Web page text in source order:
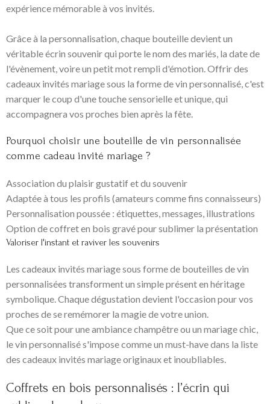
expérience mémorable à vos invités.
Grâce à la personnalisation, chaque bouteille devient un
véritable écrin souvenir qui porte le nom des mariés, la date de
l'évènement, voire un petit mot rempli d'émotion. Offrir des
cadeaux invités mariage sous la forme de vin personnalisé, c'est
marquer le coup d'une touche sensorielle et unique, qui
accompagnera vos proches bien après la fête.
Pourquoi choisir une bouteille de vin personnalisée
comme cadeau invité mariage ?
Association du plaisir gustatif et du souvenir
Adaptée à tous les profils (amateurs comme fins connaisseurs)
Personnalisation poussée : étiquettes, messages, illustrations
Option de coffret en bois gravé pour sublimer la présentation
Valoriser l'instant et raviver les souvenirs
Les cadeaux invités mariage sous forme de bouteilles de vin
personnalisées transforment un simple présent en héritage
symbolique. Chaque dégustation devient l'occasion pour vos
proches de se remémorer la magie de votre union.
Que ce soit pour une ambiance champêtre ou un mariage chic,
le vin personnalisé s'impose comme un must-have dans la liste
des cadeaux invités mariage originaux et inoubliables.
Coffrets en bois personnalisés : l’écrin qui